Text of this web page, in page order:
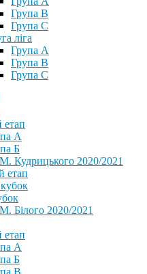
Група B
Група C
ліга
Група A
Група B
Група C
етап
А
Б
М. Кудрицького 2020/2021
етап
Білого 2020/2021
етап
А
Б
В